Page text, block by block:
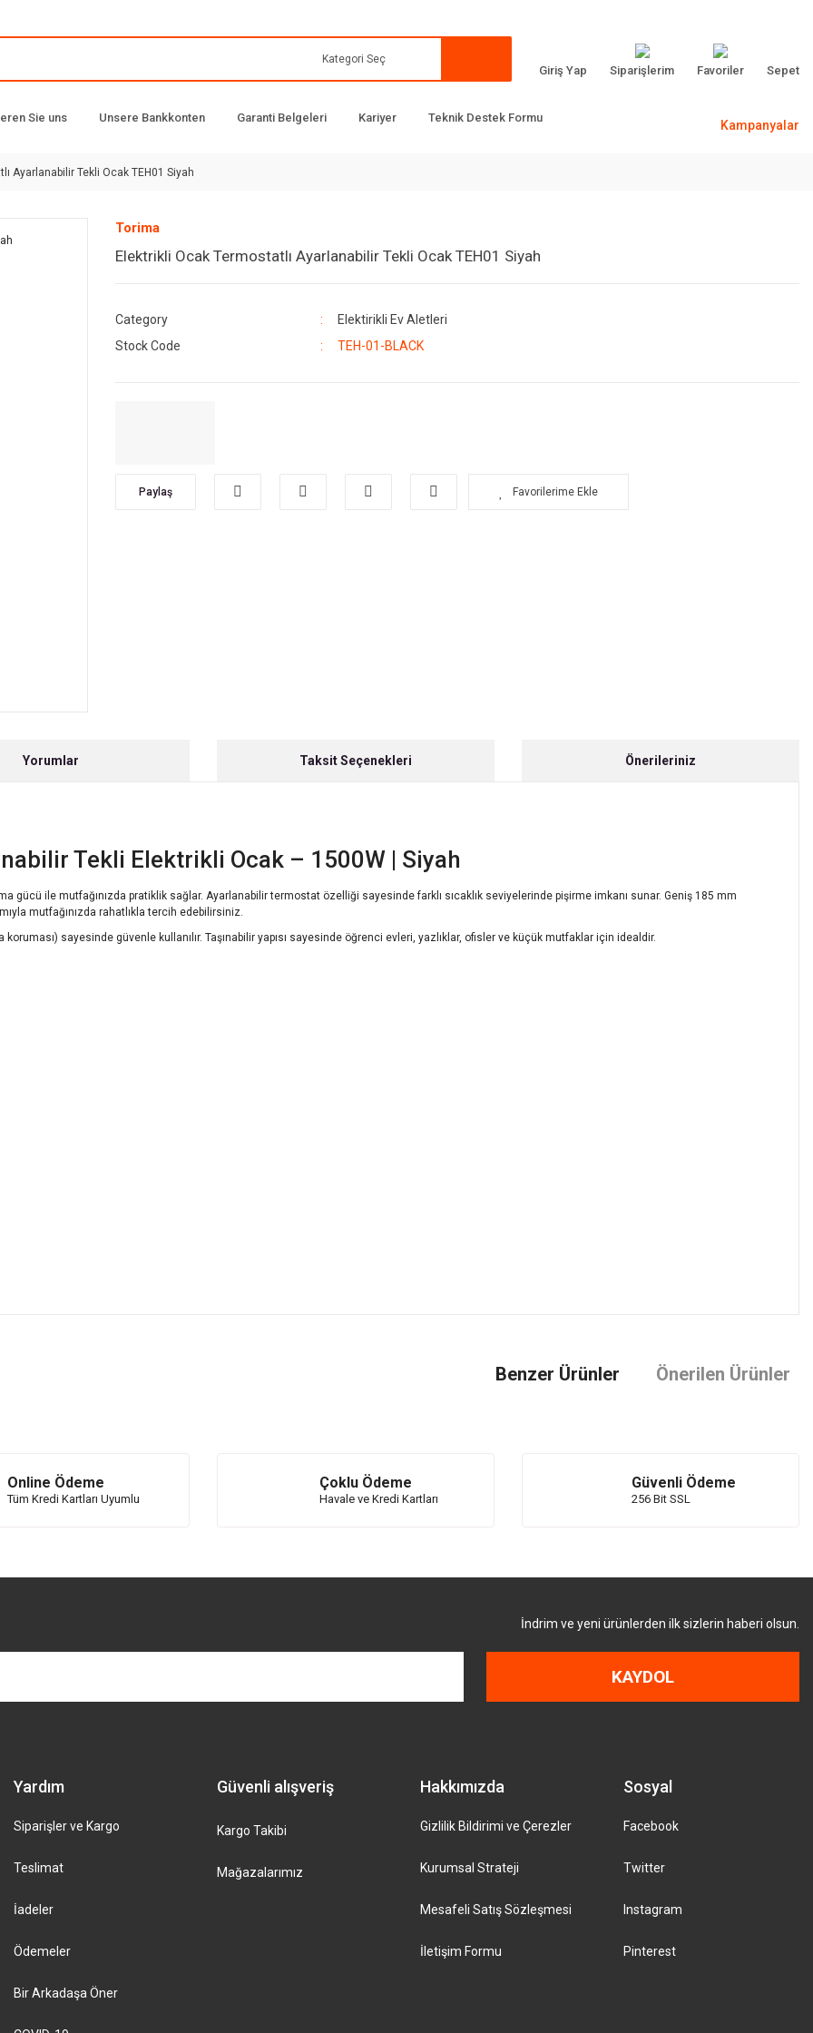
Giriş Yap Siparişlerim Favoriler Sepet
Sie uns Unsere Bankkonten Garanti Belgeleri Kariyer
Teknik Destek Formu
Kampanyalar
Ayarlanabilir Tekli Ocak TEH01 Siyah
Torima
Elektrikli Ocak Termostatlı Ayarlanabilir Tekli Ocak TEH01 Siyah
Category
Elektirikli Ev Aletleri
Stock Code
TEH-01-BLACK
Paylaş
Yorumlar Taksit Seçenekleri Önerileriniz
Tekli Elektrikli Ocak – 1500W | Siyah
gücü ile mutfağınızda pratiklik sağlar. Ayarlanabilir termostat özelliği sayesinde farklı sıcaklık seviyelerinde pişirme imkanı sunar. Geniş 185 mm
mutfağınızda rahatlıkla tercih edebilirsiniz.
koruması) sayesinde güvenle kullanılır. Taşınabilir yapısı sayesinde öğrenci evleri, yazlıklar, ofisler ve küçük mutfaklar için idealdir.
Benzer Ürünler Önerilen Ürünler
Online Ödeme
Tüm Kredi Kartları Uyumlu
Çoklu Ödeme
Havale ve Kredi Kartları
Güvenli Ödeme
256 Bit SSL
İndrim ve yeni ürünlerden ilk sizlerin haberi olsun.
KAYDOL
Yardım
Siparişler ve Kargo
Teslimat
İadeler
Ödemeler
Bir Arkadaşa Öner
Güvenli alışveriş
Kargo Takibi
Mağazalarımız
Hakkımızda
Gizlilik Bildirimi ve Çerezler
Kurumsal Strateji
Mesafeli Satış Sözleşmesi
İletişim Formu
Sosyal
Facebook
Twitter
Instagram
Pinterest